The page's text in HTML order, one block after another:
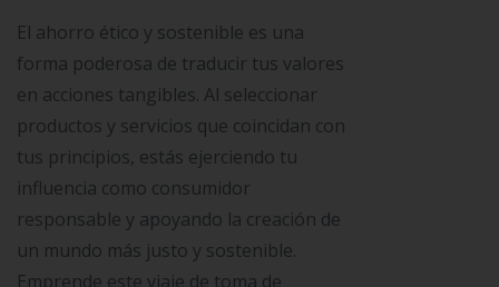
El ahorro ético y sostenible es una
forma poderosa de traducir tus valores
en acciones tangibles. Al seleccionar
productos y servicios que coincidan con
tus principios, estás ejerciendo tu
influencia como consumidor
responsable y apoyando la creación de
un mundo más justo y sostenible.
Emprende este viaje de toma de